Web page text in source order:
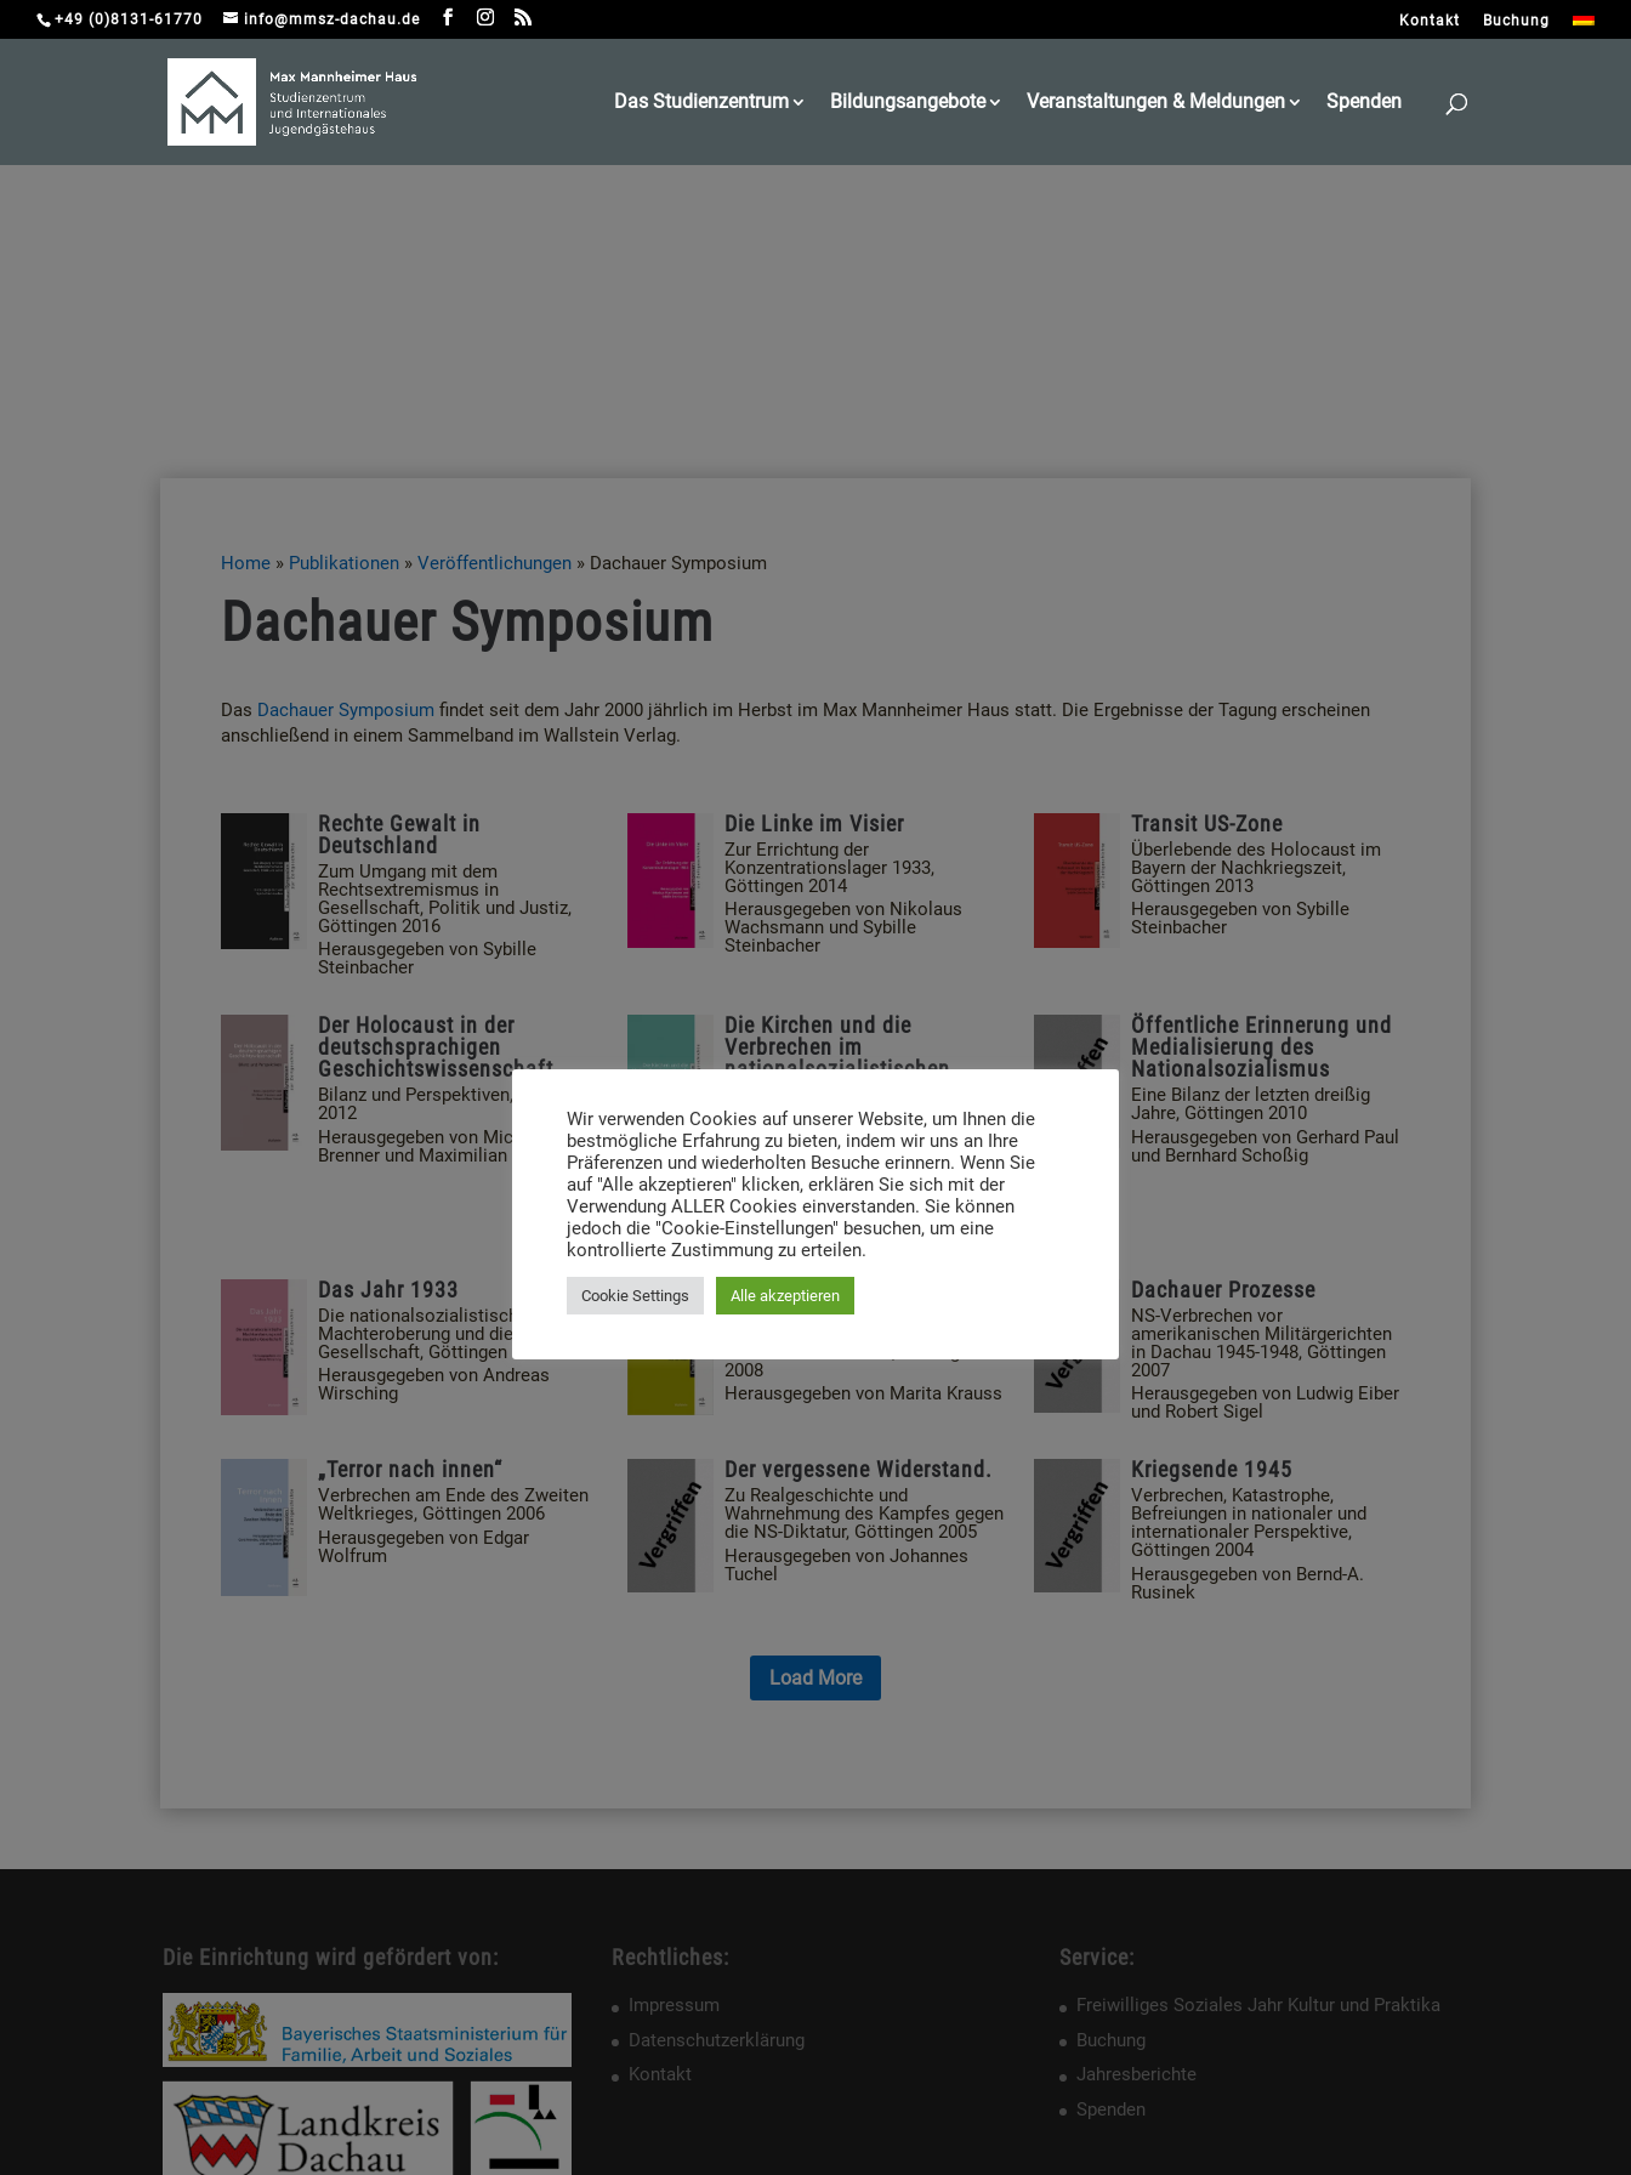
+49 (0)8131-61770 info@mmsz-dachau.de Kontakt Buchung
Das Studienzentrum Bildungsangebote Veranstaltungen & Meldungen Spenden
Home » Publikationen » Veröffentlichungen » Dachauer Symposium
Dachauer Symposium
Das Dachauer Symposium findet seit dem Jahr 2000 jährlich im Herbst im Max Mannheimer Haus statt. Die Ergebnisse der Tagung erscheinen
anschließend in einem Sammelband im Wallstein Verlag.
Rechte Gewalt in
Deutschland
Zum Umgang mit dem
Rechtsextremismus in
Gesellschaft, Politik und Justiz,
Göttingen 2016
Herausgegeben von Sybille
Steinbacher
Die Linke im Visier
Zur Errichtung der
Konzentrationslager 1933,
Göttingen 2014
Herausgegeben von Nikolaus
Wachsmann und Sybille
Steinbacher
Transit US-Zone
Überlebende des Holocaust im
Bayern der Nachkriegszeit,
Göttingen 2013
Herausgegeben von Sybille
Steinbacher
Der Holocaust in der
deutschsprachigen
Geschichtswissenschaft
Bilanz und Perspektiven, Göttingen
2012
Herausgegeben von Michael
Brenner und Maximilian Strnad
Die Kirchen und die
Verbrechen im
nationalsozialistischen
Über die Haltungen und
Handlungsspielräume der
christlichen Kirchen gegenüber
den NS-Verbrechen, Göttingen
2011
Herausgegeben von Thomas
Brechenmacher und Harry Oelke
Öffentliche Erinnerung und
Medialisierung des
Nationalsozialismus
Eine Bilanz der letzten dreißig
Jahre, Göttingen 2010
Herausgegeben von Gerhard Paul
und Bernhard Schoßig
Das Jahr 1933
Die nationalsozialistische
Machteroberung und die deutsche
Gesellschaft, Göttingen 2009
Herausgegeben von Andreas
Wirsching
Sie waren dabei.
Mitläuferinnen, Nutznießerinnen,
2008
Herausgegeben von Marita Krauss
Dachauer Prozesse
NS-Verbrechen vor
amerikanischen Militärgerichten
in Dachau 1945-1948, Göttingen
2007
Herausgegeben von Ludwig Eiber
und Robert Sigel
„Terror nach innen“
Verbrechen am Ende des Zweiten
Weltkrieges, Göttingen 2006
Herausgegeben von Edgar
Wolfrum
Der vergessene Widerstand.
Zu Realgeschichte und
Wahrnehmung des Kampfes gegen
die NS-Diktatur, Göttingen 2005
Herausgegeben von Johannes
Tuchel
Kriegsende 1945
Verbrechen, Katastrophe,
Befreiungen in nationaler und
internationaler Perspektive,
Göttingen 2004
Herausgegeben von Bernd-A.
Rusinek
Load More
Die Einrichtung wird gefördert von: Rechtliches:
Impressum
Datenschutzerklärung
Kontakt
Service:
Freiwilliges Soziales Jahr Kultur und Praktika
Buchung
Jahresberichte
Spenden
Wir verwenden Cookies auf unserer Website, um Ihnen die
bestmögliche Erfahrung zu bieten, indem wir uns an Ihre
Präferenzen und wiederholten Besuche erinnern. Wenn Sie
auf "Alle akzeptieren" klicken, erklären Sie sich mit der
Verwendung ALLER Cookies einverstanden. Sie können
jedoch die "Cookie-Einstellungen" besuchen, um eine
kontrollierte Zustimmung zu erteilen.
Cookie Settings Alle akzeptieren